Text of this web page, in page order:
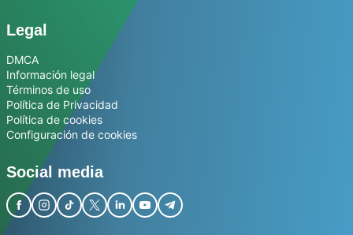
Legal
DMCA
Información legal
Términos de uso
Política de Privacidad
Política de cookies
Configuración de cookies
Social media